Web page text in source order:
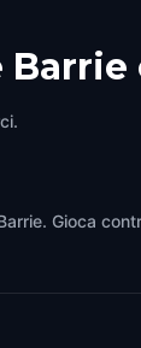
Gioca